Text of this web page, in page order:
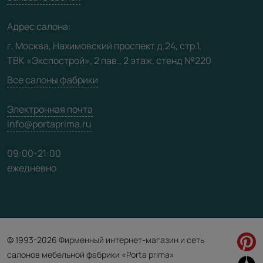
Карта сайта
Адрес салона:
г. Москва, Нахимовский проспект д.24, стр.1,
ТВК «Экспострой», 2 пав., 2 этаж, стенд №220
Все салоны фабрики
Электронная почта
info@portaprima.ru
09:00-21:00
ежедневно
© 1993-2026 Фирменный интернет-магазин и сеть
салонов мебельной фабрики «Porta prima»